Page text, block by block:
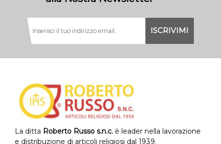
La ditta Roberto Russo s.n.c. è leader nella lavorazione
e distribuzione di articoli religiosi dal 1939.